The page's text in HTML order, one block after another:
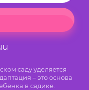
саду уделяется
– это основа
в садике.